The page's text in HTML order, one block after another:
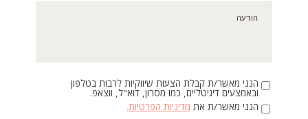
הודעה
הנני מאשר/ת קבלת הצעות שיווקיות לרבות בטלפון
ובאמצעים דיגיטליים, כמו מסרון, דוא"ל, ווצאפ.
הנני מאשר/ת את מדיניות הפרטיות.